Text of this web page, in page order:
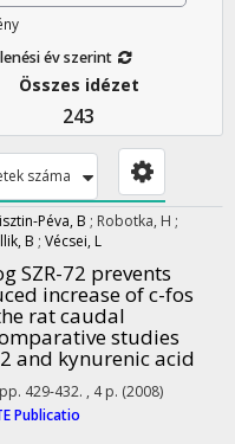
év szerint
Összes idézet
243
száma
Péva, B ; Robotka, H ;
B ; Vécsei, L
SZR-72 prevents
increase of c-fos
rat caudal
studies
and kynurenic acid
pp. 429-432. , 4 p. (2008)
Publicatio